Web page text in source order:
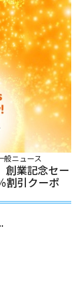
般ニュース
創業記念セー
割引クーポ